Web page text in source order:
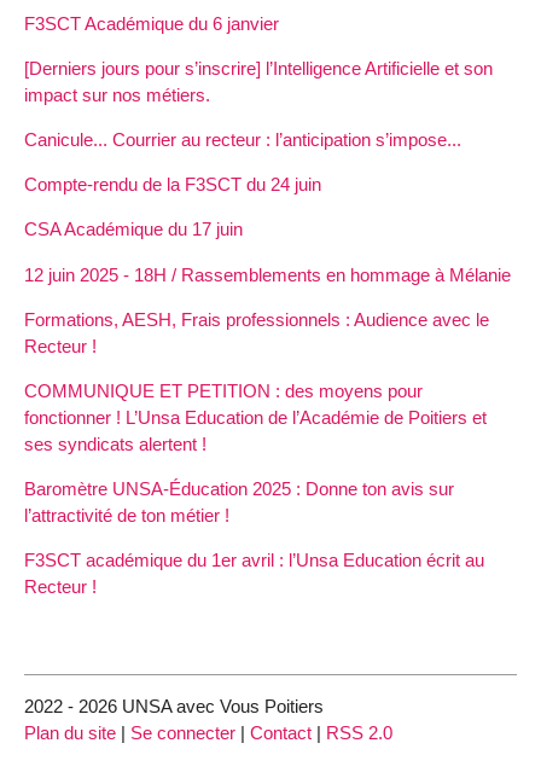
F3SCT Académique du 6 janvier
[Derniers jours pour s’inscrire] l’Intelligence Artificielle et son
impact sur nos métiers.
Canicule... Courrier au recteur : l’anticipation s’impose...
Compte-rendu de la F3SCT du 24 juin
CSA Académique du 17 juin
12 juin 2025 - 18H / Rassemblements en hommage à Mélanie
Formations, AESH, Frais professionnels : Audience avec le
Recteur !
COMMUNIQUE ET PETITION : des moyens pour
fonctionner ! L’Unsa Education de l’Académie de Poitiers et
ses syndicats alertent !
Baromètre UNSA-Éducation 2025 : Donne ton avis sur
l’attractivité de ton métier !
F3SCT académique du 1er avril : l’Unsa Education écrit au
Recteur !
2022 - 2026 UNSA avec Vous Poitiers
Plan du site | Se connecter | Contact | RSS 2.0